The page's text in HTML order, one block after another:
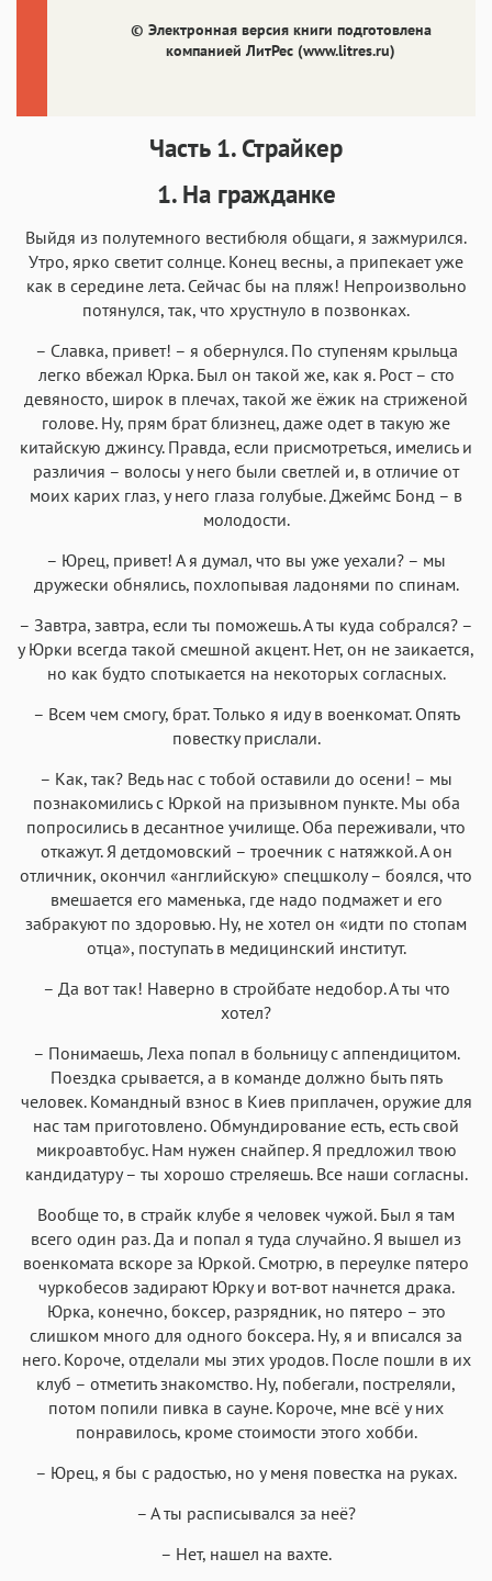
Arial Аа
Georgia
© Электронная версия книги подготовлена
компанией ЛитРес (www.litres.ru)
Часть 1. Страйкер
1. На гражданке
Выйдя из полутемного вестибюля общаги, я зажмурился.
Утро, ярко светит солнце. Конец весны, а припекает уже
как в середине лета. Сейчас бы на пляж! Непроизвольно
потянулся, так, что хрустнуло в позвонках.
– Славка, привет! – я обернулся. По ступеням крыльца
легко вбежал Юрка. Был он такой же, как я. Рост – сто
девяносто, широк в плечах, такой же ёжик на стриженой
голове. Ну, прям брат близнец, даже одет в такую же
китайскую джинсу. Правда, если присмотреться, имелись и
различия – волосы у него были светлей и, в отличие от
моих карих глаз, у него глаза голубые. Джеймс Бонд – в
молодости.
– Юрец, привет! А я думал, что вы уже уехали? – мы
дружески обнялись, похлопывая ладонями по спинам.
– Завтра, завтра, если ты поможешь. А ты куда собрался? –
у Юрки всегда такой смешной акцент. Нет, он не заикается,
но как будто спотыкается на некоторых согласных.
– Всем чем смогу, брат. Только я иду в военкомат. Опять
повестку прислали.
– Как, так? Ведь нас с тобой оставили до осени! – мы
познакомились с Юркой на призывном пункте. Мы оба
попросились в десантное училище. Оба переживали, что
откажут. Я детдомовский – троечник с натяжкой. А он
отличник, окончил «английскую» спецшколу – боялся, что
вмешается его маменька, где надо подмажет и его
забракуют по здоровью. Ну, не хотел он «идти по стопам
отца», поступать в медицинский институт.
– Да вот так! Наверно в стройбате недобор. А ты что
хотел?
– Понимаешь, Леха попал в больницу с аппендицитом.
Поездка срывается, а в команде должно быть пять
человек. Командный взнос в Киев приплачен, оружие для
нас там приготовлено. Обмундирование есть, есть свой
микроавтобус. Нам нужен снайпер. Я предложил твою
кандидатуру – ты хорошо стреляешь. Все наши согласны.
Вообще то, в страйк клубе я человек чужой. Был я там
всего один раз. Да и попал я туда случайно. Я вышел из
военкомата вскоре за Юркой. Смотрю, в переулке пятеро
чуркобесов задирают Юрку и вот-вот начнется драка.
Юрка, конечно, боксер, разрядник, но пятеро – это
слишком много для одного боксера. Ну, я и вписался за
него. Короче, отделали мы этих уродов. После пошли в их
клуб – отметить знакомство. Ну, побегали, постреляли,
потом попили пивка в сауне. Короче, мне всё у них
понравилось, кроме стоимости этого хобби.
– Юрец, я бы с радостью, но у меня повестка на руках.
– А ты расписывался за неё?
– Нет, нашел на вахте.